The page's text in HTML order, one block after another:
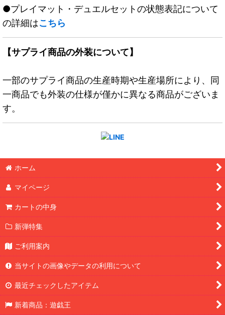
●プレイマット・デュエルセットの状態表記について
の詳細はこちら
【サプライ商品の外装について】
一部のサプライ商品の生産時期や生産場所により、同
一商品でも外装の仕様が僅かに異なる商品がございま
す。
ホーム
マイページ
カートの中身
新弾特集
ご利用案内
当サイトの画像やデータの利用について
最近チェックしたアイテム
新着商品：遊戯王